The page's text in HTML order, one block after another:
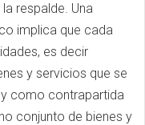
respalde. Una
implica que cada
es decir
y servicios que se
como contrapartida
conjunto de bienes y